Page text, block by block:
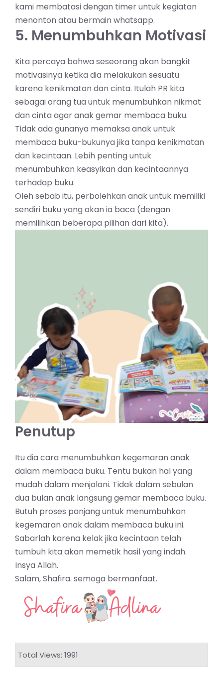
kami membatasi dengan timer untuk kegiatan
menonton atau bermain whatsapp.
5. Menumbuhkan Motivasi
Kita percaya bahwa seseorang akan bangkit
motivasinya ketika dia melakukan sesuatu
karena kenikmatan dan cinta. Itulah PR kita
sebagai orang tua untuk menumbuhkan nikmat
dan cinta agar anak gemar membaca buku.
Tidak ada gunanya memaksa anak untuk
membaca buku-bukunya jika tanpa kenikmatan
dan kecintaan. Lebih penting untuk
menumbuhkan keasyikan dan kecintaannya
terhadap buku.
Oleh sebab itu, perbolehkan anak untuk memiliki
sendiri buku yang akan ia baca (dengan
memilihkan beberapa pilihan dari kita).
Penutup
Itu dia cara menumbuhkan kegemaran anak
dalam membaca buku. Tentu bukan hal yang
mudah dalam menjalani. Tidak dalam sebulan
dua bulan anak langsung gemar membaca buku.
Butuh proses panjang untuk menumbuhkan
kegemaran anak dalam membaca buku ini.
Sabarlah karena kelak jika kecintaan telah
tumbuh kita akan memetik hasil yang indah.
Insya Allah.
Salam,Shafira. semoga bermanfaat.
Total Views: 1991